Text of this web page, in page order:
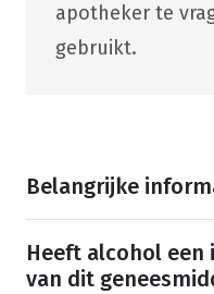
apotheker te
gebruikt.
Belangrijke
Heeft alcohol een
van dit